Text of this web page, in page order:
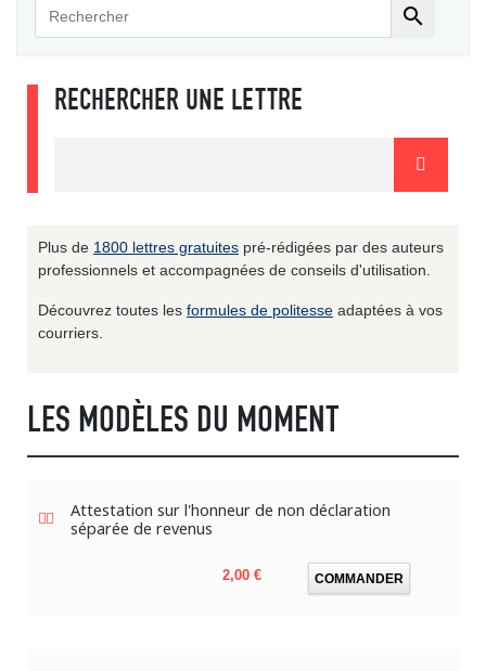

RECHERCHER UNE LETTRE
Plus de 1800 lettres gratuites pré-rédigées par des auteurs
professionnels et accompagnées de conseils d'utilisation.
Découvrez toutes les formules de politesse adaptées à vos
courriers.
LES MODÈLES DU MOMENT
Attestation sur l'honneur de non déclaration
séparée de revenus
Prix
2,00 € COMMANDER